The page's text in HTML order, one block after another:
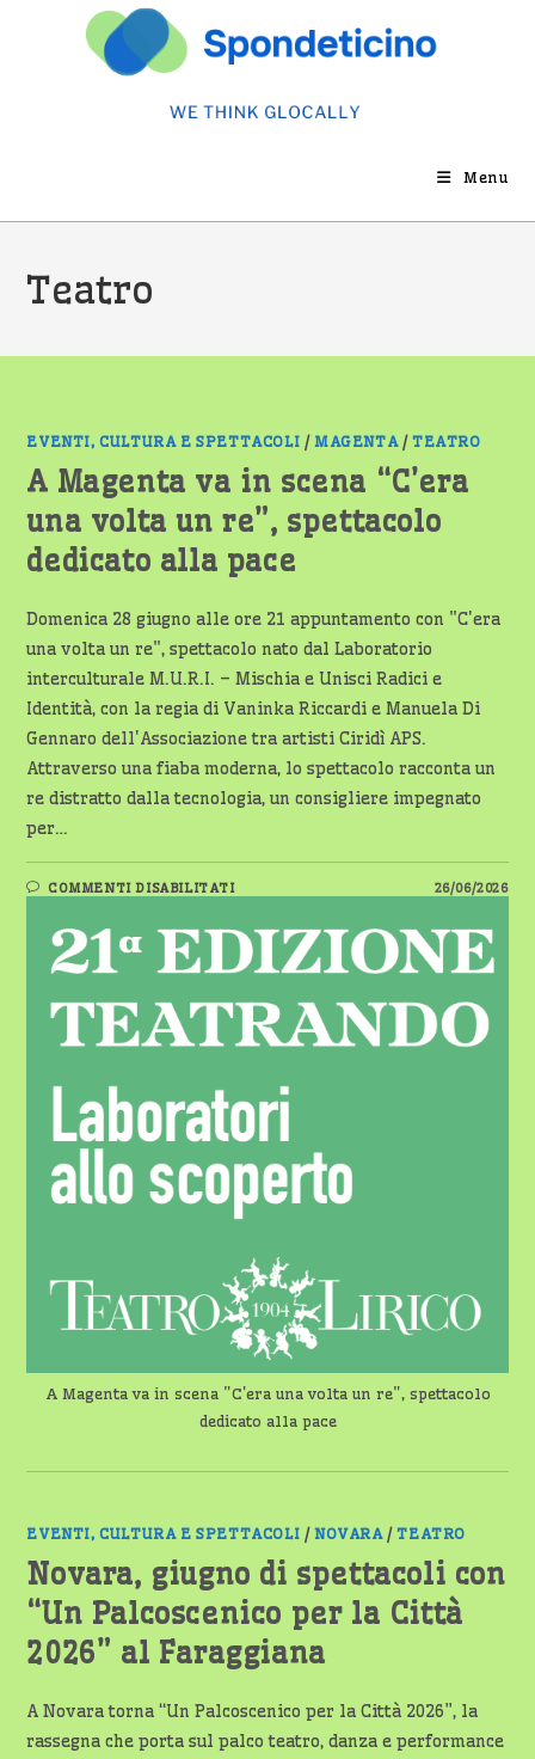
Menu
Teatro
EVENTI, CULTURA E SPETTACOLI /MAGENTA/TEATRO
A Magenta va in scena “C’era
una volta un re”, spettacolo
dedicato alla pace
Domenica 28 giugno alle ore 21 appuntamento con "C'era
una volta un re", spettacolo nato dal Laboratorio
interculturale M.U.R.I. – Mischia e Unisci Radici e
Identità, con la regia di Vaninka Riccardi e Manuela Di
Gennaro dell'Associazione tra artisti Ciridì APS.
Attraverso una fiaba moderna, lo spettacolo racconta un
re distratto dalla tecnologia, un consigliere impegnato
per…
COMMENTI DISABILITATISU
A
VA
IN
SCENA
“C’ERA
VOLTA
UN
RE”,
ALLA
PACE
26/06/2026
A Magenta va in scena "C'era una volta un re", spettacolo
dedicato alla pace
EVENTI, CULTURA E SPETTACOLI /NOVARA/TEATRO
Novara, giugno di spettacoli con
“Un Palcoscenico per la Città
2026” al Faraggiana
A Novara torna “Un Palcoscenico per la Città 2026”, la
rassegna che porta sul palco teatro, danza e performance